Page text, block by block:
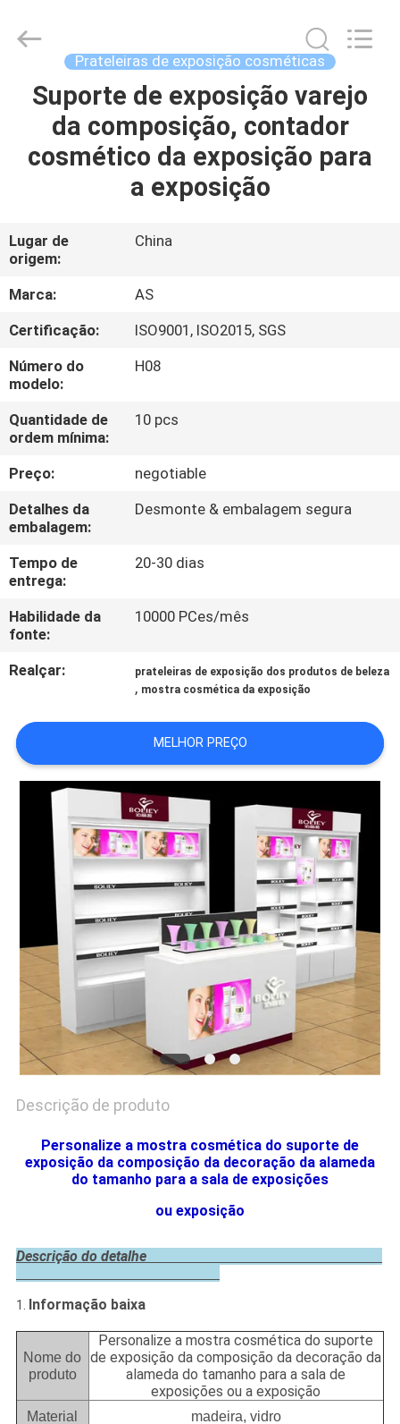
CASA
PRODUTOS
SOBRE
NÓS
EXCURSÃO
DA
FÁBRICA
CONTROLE
DA
QUALIDADE
CONTACTE-
NOS
PEÇA
CITAÇÕES
MAPA
PRIVACY
POLICY
Display
Shelves
Reserved.
Prateleiras de exposição cosméticas
Suporte de exposição varejo
da composição, contador
cosmético da exposição para
a exposição
Lugar de
origem:
China
Marca:
AS
Certificação:
ISO9001, ISO2015, SGS
Número do
modelo:
H08
Quantidade de
ordem mínima:
10 pcs
Preço:
negotiable
Detalhes da
embalagem:
Desmonte & embalagem segura
Tempo de
entrega:
20-30 dias
Habilidade da
fonte:
10000 PCes/mês
Realçar: prateleiras de exposição dos produtos de beleza
, mostra cosmética da exposição
MELHOR PREÇO
Descrição de produto
Personalize a mostra cosmética do suporte de
exposição da composição da decoração da alameda
do tamanho para a sala de exposições
ou exposição
Descrição do detalhe
1. Informação baixa
Nome do
produto
Personalize a mostra cosmética do suporte
de exposição da composição da decoração da
alameda do tamanho para a sala de
exposições ou a exposição
Material madeira, vidro